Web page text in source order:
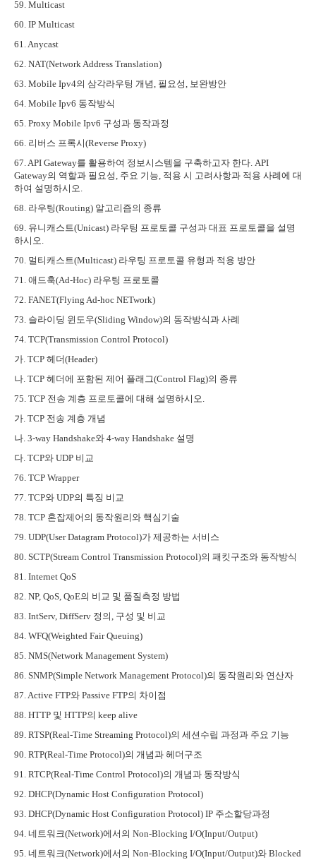
59. Multicast
60. IP Multicast
61. Anycast
62. NAT(Network Address Translation)
63. Mobile Ipv4의 삼각라우팅 개념, 필요성, 보완방안
64. Mobile Ipv6 동작방식
65. Proxy Mobile Ipv6 구성과 동작과정
66. 리버스 프록시(Reverse Proxy)
67. API Gateway를 활용하여 정보시스템을 구축하고자 한다. API
Gateway의 역할과 필요성, 주요 기능, 적용 시 고려사항과 적용 사례에 대
하여 설명하시오.
68. 라우팅(Routing) 알고리즘의 종류
69. 유니캐스트(Unicast) 라우팅 프로토콜 구성과 대표 프로토콜을 설명
하시오.
70. 멀티캐스트(Multicast) 라우팅 프로토콜 유형과 적용 방안
71. 애드훅(Ad-Hoc) 라우팅 프로토콜
72. FANET(Flying Ad-hoc NETwork)
73. 슬라이딩 윈도우(Sliding Window)의 동작방식과 사례
74. TCP(Transmission Control Protocol)
가. TCP 헤더(Header)
나. TCP 헤더에 포함된 제어 플래그(Control Flag)의 종류
75. TCP 전송 계층 프로토콜에 대해 설명하시오.
가. TCP 전송 계층 개념
나. 3-way Handshake와 4-way Handshake 설명
다. TCP와 UDP 비교
76. TCP Wrapper
77. TCP와 UDP의 특징 비교
78. TCP 혼잡제어의 동작원리와 핵심기술
79. UDP(User Datagram Protocol)가 제공하는 서비스
80. SCTP(Stream Control Transmission Protocol)의 패킷구조와 동작방식
81. Internet QoS
82. NP, QoS, QoE의 비교 및 품질측정 방법
83. IntServ, DiffServ 정의, 구성 및 비교
84. WFQ(Weighted Fair Queuing)
85. NMS(Network Management System)
86. SNMP(Simple Network Management Protocol)의 동작원리와 연산자
87. Active FTP와 Passive FTP의 차이점
88. HTTP 및 HTTP의 keep alive
89. RTSP(Real-Time Streaming Protocol)의 세션수립 과정과 주요 기능
90. RTP(Real-Time Protocol)의 개념과 헤더구조
91. RTCP(Real-Time Control Protocol)의 개념과 동작방식
92. DHCP(Dynamic Host Configuration Protocol)
93. DHCP(Dynamic Host Configuration Protocol) IP 주소할당과정
94. 네트워크(Network)에서의 Non-Blocking I/O(Input/Output)
95. 네트워크(Network)에서의 Non-Blocking I/O(Input/Output)와 Blocked